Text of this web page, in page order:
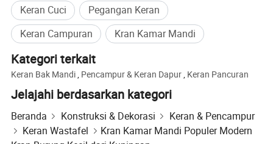
Keran Cuci
Pegangan Keran
Keran Campuran
Kran Kamar Mandi
Kategori terkait
Keran Bak Mandi, Pencampur & Keran Dapur, Keran Pancuran
Jelajahi berdasarkan kategori
Beranda Konstruksi & Dekorasi
Keran & Pencampur
Keran Wastafel
Kran Kamar Mandi Populer Modern